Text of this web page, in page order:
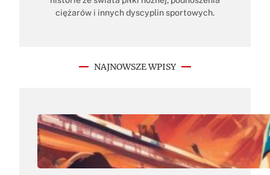
ciężarów i innych dyscyplin sportowych.
NAJNOWSZE WPISY